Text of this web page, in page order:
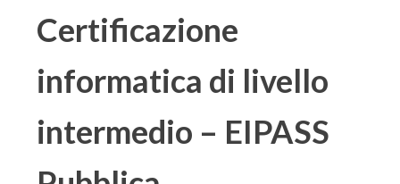
Certificazione
informatica di livello
intermedio – EIPASS